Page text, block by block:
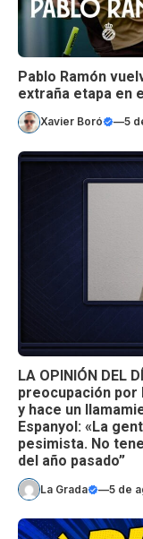
Pablo Ramón
extraña etapa en
Xavier Boró —5
LA OPINIÓN DEL
preocupación por
y hace un
Espanyol: «La
pesimista. No
del año pasado”
La Grada —5 de